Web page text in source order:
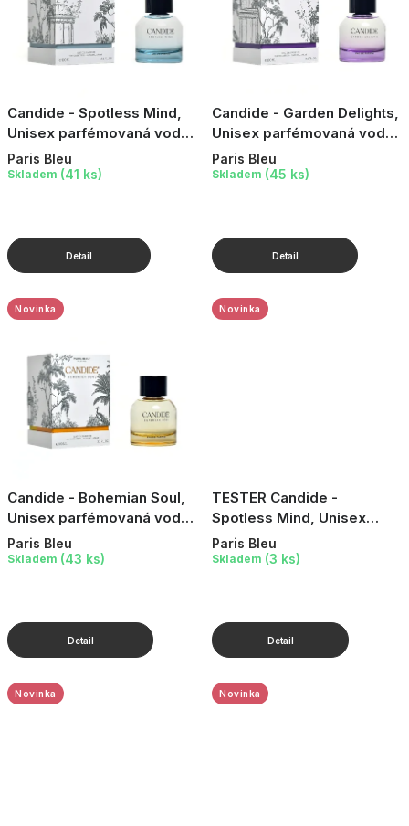
Candide - Spotless Mind,
Unisex parfémovaná voda,
100 ml
Paris Bleu
Skladem (41 ks)
Candide - Garden Delights,
Unisex parfémovaná voda,
100 ml
Paris Bleu
Skladem (45 ks)
Candide - Bohemian Soul,
Unisex parfémovaná voda,
100 ml
Novinka
Paris Bleu
Skladem (43 ks)
TESTER Candide -
Spotless Mind, Unisex
parfémovaná voda, 100 ml
Novinka
Paris Bleu
Skladem (3 ks)
Novinka Novinka